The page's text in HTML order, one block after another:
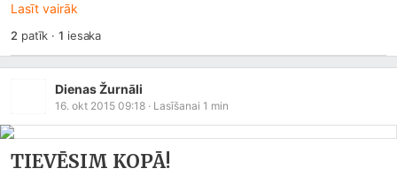
Lasīt vairāk
2 patīk ·1 iesaka
Dienas Žurnāli
16. okt 2015 09:18 · Lasīšanai 1 min
TIEVĒSIM KOPĀ!